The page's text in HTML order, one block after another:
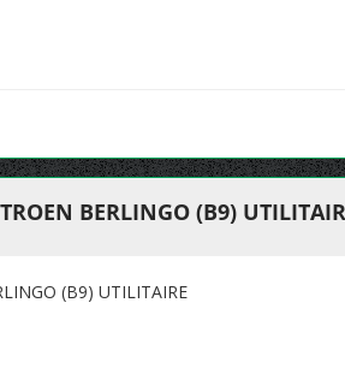
BERLINGO (B9)
(B9) UTILITAIRE